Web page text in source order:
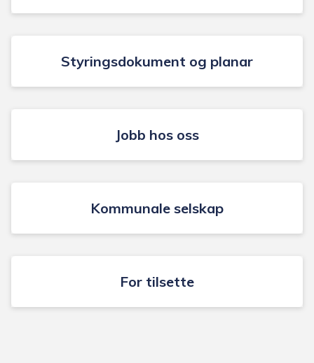
Styringsdokument og planar
Jobb hos oss
Kommunale selskap
For tilsette